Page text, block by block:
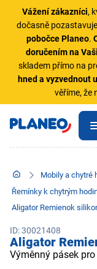
Vážení zákazníci,
dočasně
pobočce Planeo.
doručením na
skladem přímo na
hned a vyzvednout
věříme, že
Mobily a chytré
Řemínky k chytrým
Aligator Remienok
ID: 30021408
Aligator
Výměnný pásek